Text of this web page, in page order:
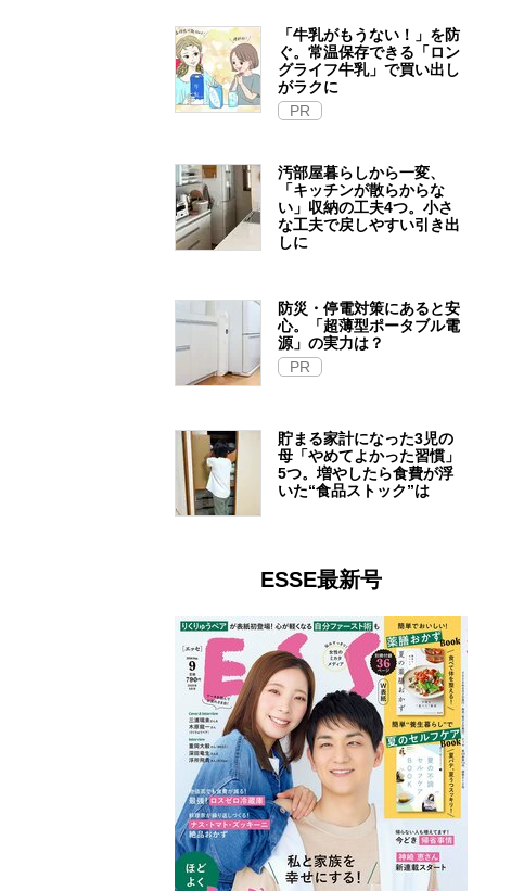
「牛乳がもうない！」を防
ぐ。常温保存できる「ロン
グライフ牛乳」で買い出し
がラクに
PR
汚部屋暮らしから一変、
「キッチンが散らからな
い」収納の工夫4つ。小さ
な工夫で戻しやすい引き出
しに
防災・停電対策にあると安
心。「超薄型ポータブル電
源」の実力は？​
PR
貯まる家計になった3児の
母「やめてよかった習慣」
5つ。増やしたら食費が浮
いた“食品ストック”は
ESSE最新号